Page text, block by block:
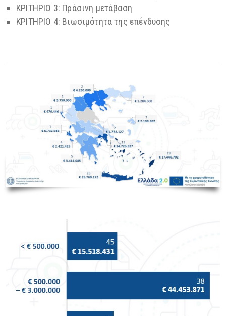
ΚΡΙΤΗΡΙΟ 3: Πράσινη μετάβαση
ΚΡΙΤΗΡΙΟ 4: Βιωσιμότητα της επένδυσης